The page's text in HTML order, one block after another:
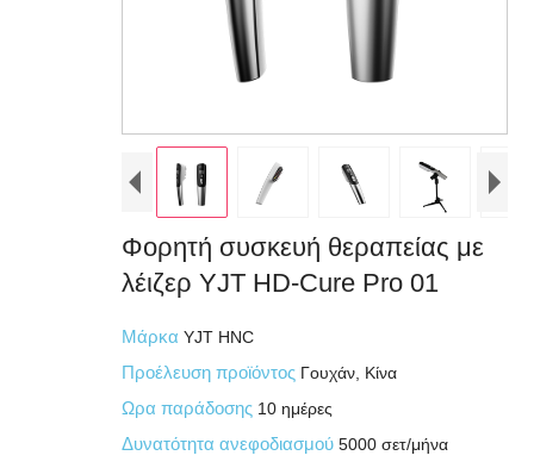
Φορητή συσκευή θεραπείας με
λέιζερ YJT HD-Cure Pro 01
Μάρκα YJT HNC
Προέλευση προϊόντος Γουχάν, Κίνα
Ωρα παράδοσης 10 ημέρες
Δυνατότητα ανεφοδιασμού 5000 σετ/μήνα